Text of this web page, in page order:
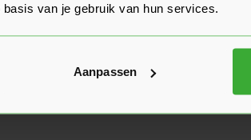
van je gebruik van hun services.
Aanpassen